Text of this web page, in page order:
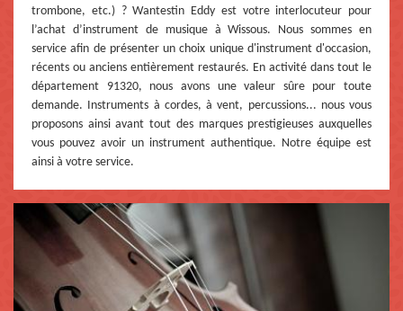
trombone, etc.) ? Wantestin Eddy est votre interlocuteur pour
l’achat d’instrument de musique à Wissous. Nous sommes en
service afin de présenter un choix unique d'instrument d'occasion,
récents ou anciens entièrement restaurés. En activité dans tout le
département 91320, nous avons une valeur sûre pour toute
demande. Instruments à cordes, à vent, percussions... nous vous
proposons ainsi avant tout des marques prestigieuses auxquelles
vous pouvez avoir un instrument authentique. Notre équipe est
ainsi à votre service.